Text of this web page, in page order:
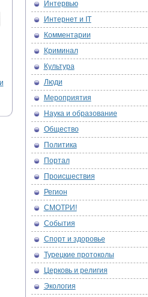
Интервью
Интернет и IT
Комментарии
Криминал
Культура
Люди
Мероприятия
Наука и образование
Общество
Политика
Портал
Происшествия
Регион
СМОТРИ!
События
Спорт и здоровье
Турецкие протоколы
Церковь и религия
Экология